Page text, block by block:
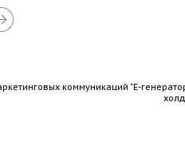
коммуникаций "Е-